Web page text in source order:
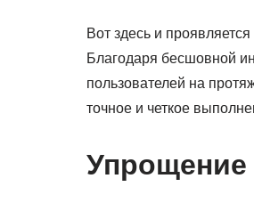
Вот здесь и
Благодаря бесшовной
пользователей на
точное и четкое
Упрощение